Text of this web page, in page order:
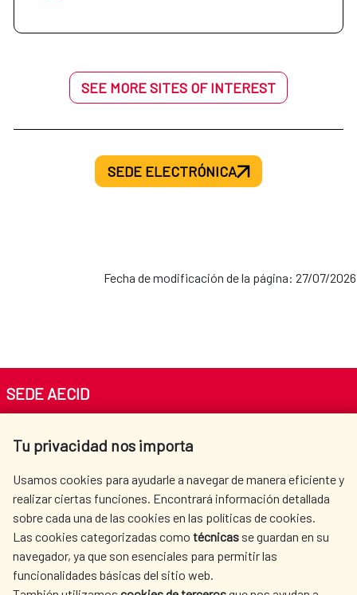
SEE MORE SITES OF INTEREST
SEDE ELECTRÓNICA
Fecha de modificación de la página: 27/07/2026
Tu privacidad nos importa
Usamos cookies para ayudarle a navegar de manera eficiente y
realizar ciertas funciones. Encontrará información detallada
sobre cada una de las cookies en las políticas de cookies.
Las cookies categorizadas como técnicas se guardan en su
navegador, ya que son esenciales para permitir las
funcionalidades básicas del sitio web.
SEDE AECID
Tel. +34 900 20 30 54​​​​​​​
AECID
WHERE DO WE COOPERATE?
SPANISH HUMANITARIAN
ACTION
PRESS ROOM